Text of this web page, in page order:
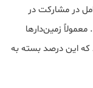
در مشارکت در
زمین‌دارها
این درصد بسته به